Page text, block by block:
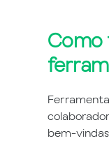
Como
bem-